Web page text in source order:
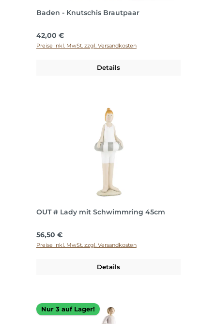
Baden - Knutschis Brautpaar
Regulärer Preis:
42,00 €
Preise inkl. MwSt. zzgl. Versandkosten
Details
OUT # Lady mit Schwimmring 45cm
Regulärer Preis:
56,50 €
Preise inkl. MwSt. zzgl. Versandkosten
Details
Nur 3 auf Lager!